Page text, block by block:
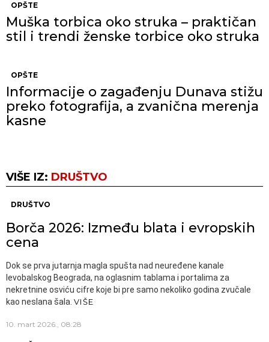
OPŠTE
Muška torbica oko struka – praktičan
stil i trendi ženske torbice oko struka
OPŠTE
Informacije o zagađenju Dunava stižu
preko fotografija, a zvanična merenja
kasne
VIŠE IZ: DRUŠTVO
DRUŠTVO
Borča 2026: Između blata i evropskih
cena
Dok se prva jutarnja magla spušta nad neuređene kanale
levobalskog Beograda, na oglasnim tablama i portalima za
nekretnine osviću cifre koje bi pre samo nekoliko godina zvučale
kao neslana šala. VIŠE
10. mart 2026., 08:28